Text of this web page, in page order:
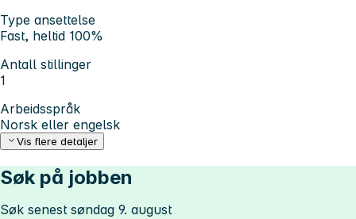
Type ansettelse
Fast, heltid 100%
Antall stillinger
1
Arbeidsspråk
Norsk eller engelsk
Vis flere detaljer
Søk på jobben
Søk senest søndag 9. august